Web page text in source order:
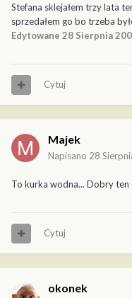
Stefana sklejałem trzy lata
sprzedałem go bo trzeba
Edytowane 28 Sierpnia
Cytuj
Majek
Napisano 28
To kurka wodna... Dobry
Cytuj
okonek